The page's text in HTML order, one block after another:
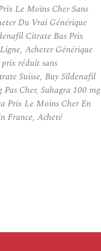
Le Moins Cher Sans
Du Vrai Générique
Citrate Bas Prix
Acheter Générique
réduit sans
Suisse, Buy Sildenafil
Cher, Suhagra 100 mg
Prix Le Moins Cher En
France, Acheté